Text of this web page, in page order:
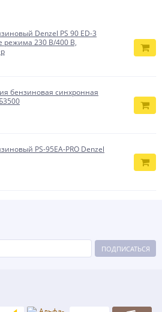
Denzel PS 90 ED-3
режима 230 В/400 В,
бензиновая синхронная
PS-95EA-PRO Denzel
ПОДПИСАТЬСЯ